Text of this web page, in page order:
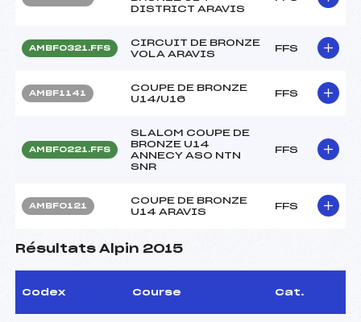
DISTRICT ARAVIS
AMBF0321.FFS
CIRCUIT DE BRONZE
VOLA ARAVIS
FFS
AMBF1141
COUPE DE BRONZE
U14/U16
FFS
AMBF0221.FFS
SLALOM COUPE DE
BRONZE U14
ANNECY ASO NTN
SNR
FFS
AMBF0121
COUPE DE BRONZE
U14 ARAVIS
FFS
Résultats Alpin 2015
Codex Course Cat.